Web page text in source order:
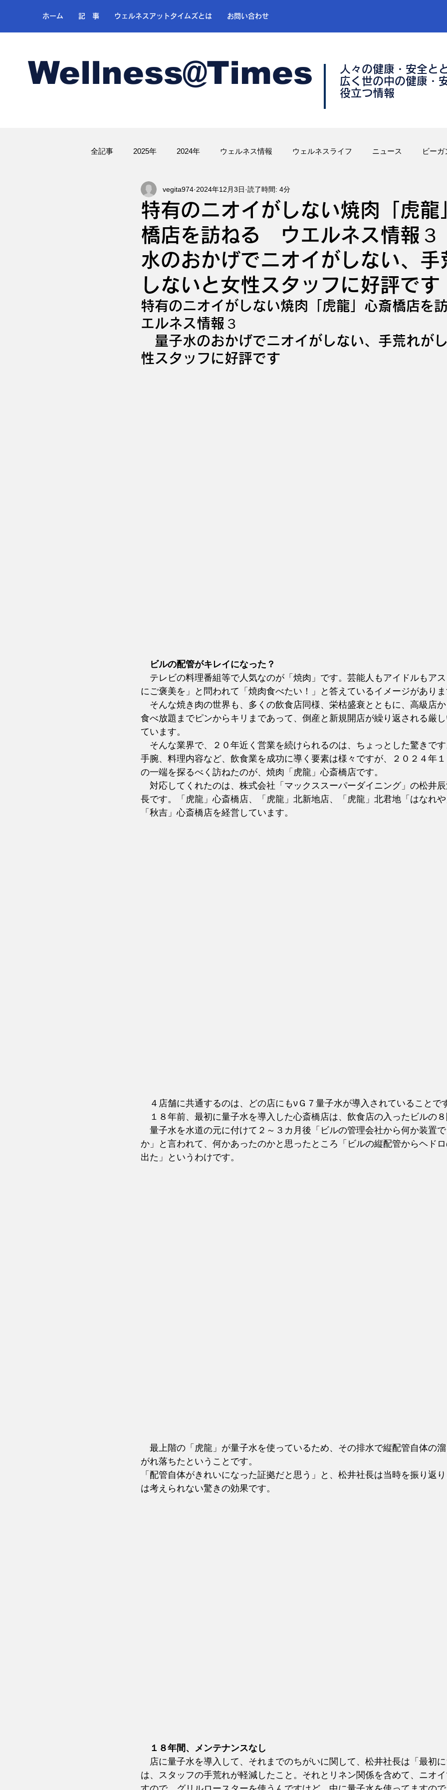
ホーム 記 事 ウェルネスアットタイムズとは お問い合わせ
Wellness@Times
人々の健康・安全と
広く世の中の健康・
​役立つ情報
全記事 2025年 2024年 ウェルネス情報 ウェルネスライフ ニュース ビーガ
特有のニオイがしない焼肉「虎龍
橋店を訪ねる ウエルネス情報
水のおかげでニオイがしない、手
しないと女性スタッフに好評です
vegita974 2024年12月3日 読了時間: 4分
特有のニオイがしない焼肉「虎龍」心斎橋店を
エルネス情報３
量子水のおかげでニオイがしない、手荒れが
性スタッフに好評です
ビルの配管がキレイになった？
テレビの料理番組等で人気なのが「焼肉」です。芸能人もアイドルもア
にご褒美を」と問われて「焼肉食べたい！」と答えているイメージがありま
そんな焼き肉の世界も、多くの飲食店同様、栄枯盛衰とともに、高級店
食べ放題までピンからキリまであって、倒産と新規開店が繰り返される厳
ています。
そんな業界で、２０年近く営業を続けられるのは、ちょっとした驚きで
手腕、料理内容など、飲食業を成功に導く要素は様々ですが、２０２４年
の一端を探るべく訪ねたのが、焼肉「虎龍」心斎橋店です。
対応してくれたのは、株式会社「マックススーパーダイニング」の松井
長です。「虎龍」心斎橋店、「虎龍」北新地店、「虎龍」北君地「はなれ
「秋吉」心斎橋店を経営しています。
４店舗に共通するのは、どの店にもνＧ７量子水が導入されていることで
１８年前、最初に量子水を導入した心斎橋店は、飲食店の入ったビルの８
量子水を水道の元に付けて２～３カ月後「ビルの管理会社から何か装置
か」と言われて、何かあったのかと思ったところ「ビルの縦配管からヘド
出た」というわけです。
最上階の「虎龍」が量子水を使っているため、その排水で縦配管自体の溜
がれ落ちたということです。
「配管自体がきれいになった証拠だと思う」と、松井社長は当時を振り返
は考えられない驚きの効果です。
１８年間、メンテナンスなし
店に量子水を導入して、それまでのちがいに関して、松井社長は「最初
は、スタッフの手荒れが軽減したこと。それとリネン関係を含めて、ニオ